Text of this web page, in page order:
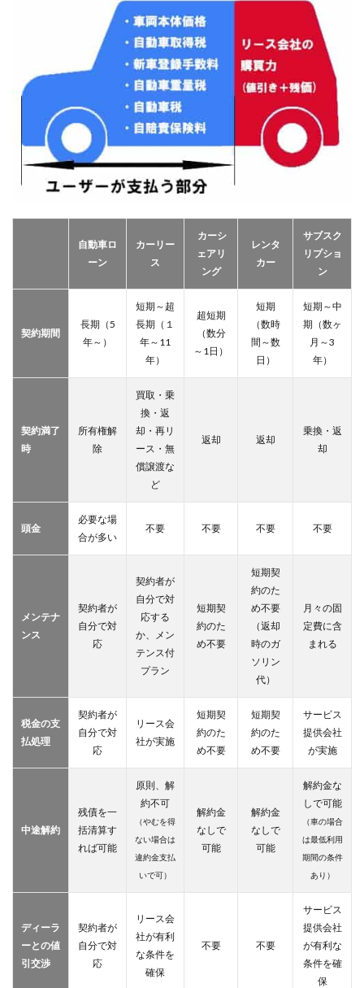
一部
のサ
ービ
スは
リー
ス契
受け
3.3
プシ
プシ
3.4
途解
でき
ない
カー
リ―
ッ
ク)
の評
判
自動車ロ
ーン
カーリー
ス
カーシ
ェアリ
ング
レンタ
カー
サブスク
リプショ
ン
契約期間
長期（5
年～）
短期～超
長期（１
年～11
年）
超短期
（数分
～1日）
短期
（数時
間～数
日）
短期～中
期（数ヶ
月～3
年）
契約満了
時
所有権解
除
買取・乗
換・返
却・再リ
ース・無
償譲渡な
ど
返却 返却
乗換・返
却
頭金
必要な場
合が多い
不要 不要 不要 不要
メンテナ
ンス
契約者が
自分で対
応
契約者が
自分で対
応する
か、メン
テンス付
プラン
短期契
約のた
め不要
短期契
約のた
め不要
（返却
時のガ
ソリン
代）
月々の固
定費に含
まれる
税金の支
払処理
契約者が
自分で対
応
リース会
社が実施
短期契
約のた
め不要
短期契
約のた
め不要
サービス
提供会社
が実施
中途解約
残債を一
括清算す
れば可能
原則、解
約不可
（やむを得
ない場合は
違約金支払
いで可）
解約金
なしで
可能
解約金
なしで
可能
解約金な
しで可能
（車の場合
は最低利用
期間の条件
あり）
ディーラ
ーとの値
引交渉
契約者が
自分で対
応
リース会
社が有利
な条件を
確保
不要 不要
サービス
提供会社
が有利な
条件を確
保